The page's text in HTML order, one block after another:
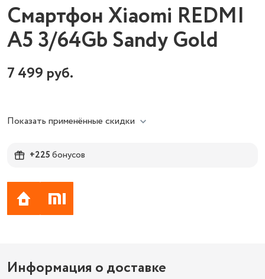
Смартфон Xiaomi REDMI
A5 3/64Gb Sandy Gold
7 499 руб.
Показать применённые скидки
+225бонусов
Информация о доставке